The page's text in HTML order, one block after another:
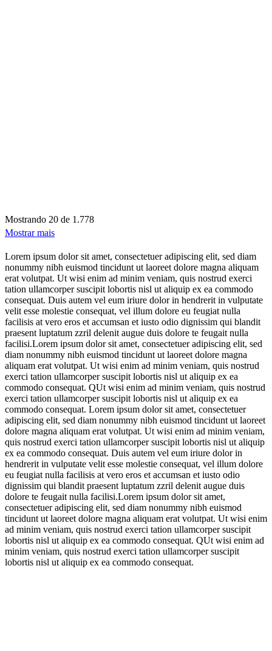
Mostrando 20 de 1.778
Mostrar mais
Lorem ipsum dolor sit amet, consectetuer adipiscing elit, sed diam
nonummy nibh euismod tincidunt ut laoreet dolore magna aliquam
erat volutpat. Ut wisi enim ad minim veniam, quis nostrud exerci
tation ullamcorper suscipit lobortis nisl ut aliquip ex ea commodo
consequat. Duis autem vel eum iriure dolor in hendrerit in vulputate
velit esse molestie consequat, vel illum dolore eu feugiat nulla
facilisis at vero eros et accumsan et iusto odio dignissim qui blandit
praesent luptatum zzril delenit augue duis dolore te feugait nulla
facilisi.Lorem ipsum dolor sit amet, consectetuer adipiscing elit, sed
diam nonummy nibh euismod tincidunt ut laoreet dolore magna
aliquam erat volutpat. Ut wisi enim ad minim veniam, quis nostrud
exerci tation ullamcorper suscipit lobortis nisl ut aliquip ex ea
commodo consequat. QUt wisi enim ad minim veniam, quis nostrud
exerci tation ullamcorper suscipit lobortis nisl ut aliquip ex ea
commodo consequat. Lorem ipsum dolor sit amet, consectetuer
adipiscing elit, sed diam nonummy nibh euismod tincidunt ut laoreet
dolore magna aliquam erat volutpat. Ut wisi enim ad minim veniam,
quis nostrud exerci tation ullamcorper suscipit lobortis nisl ut aliquip
ex ea commodo consequat. Duis autem vel eum iriure dolor in
hendrerit in vulputate velit esse molestie consequat, vel illum dolore
eu feugiat nulla facilisis at vero eros et accumsan et iusto odio
dignissim qui blandit praesent luptatum zzril delenit augue duis
dolore te feugait nulla facilisi.Lorem ipsum dolor sit amet,
consectetuer adipiscing elit, sed diam nonummy nibh euismod
tincidunt ut laoreet dolore magna aliquam erat volutpat. Ut wisi enim
ad minim veniam, quis nostrud exerci tation ullamcorper suscipit
lobortis nisl ut aliquip ex ea commodo consequat. QUt wisi enim ad
minim veniam, quis nostrud exerci tation ullamcorper suscipit
lobortis nisl ut aliquip ex ea commodo consequat.